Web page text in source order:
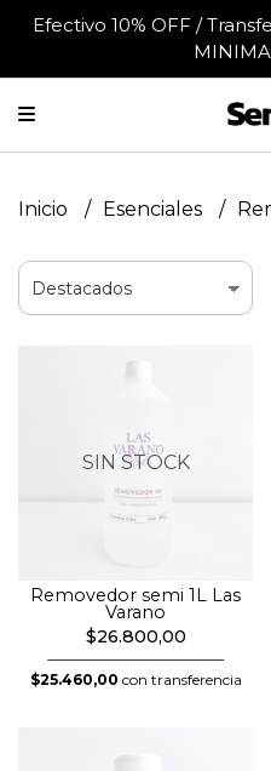
Efectivo 10% OFF /
Inicio Esenciales
SIN STOCK
Removedor semi 1L Las
Varano
$26.800,00
$25.460,00 con transferencia